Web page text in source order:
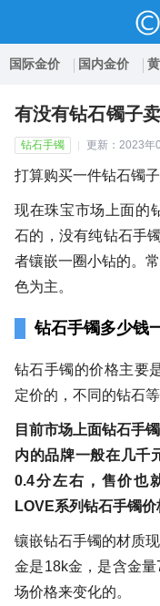
国际金价 国内金价
有没有钻石镯子卖
钻石手镯 更新：2023年
打算购买一件钻石镯
现在珠宝市场上面的
石的，没有纯钻石手
者镶嵌一圈小钻的。
色为主。
钻石手镯多少钱
钻石手镯的价格主要
定价的，不同的钻石
目前市场上面钻石手
内的品牌一般在几千
0.4分左右，售价也
LOVE系列钻石手镯价
镶嵌钻石手镯的材质
金是18k金，是含金
场价格来变化的。